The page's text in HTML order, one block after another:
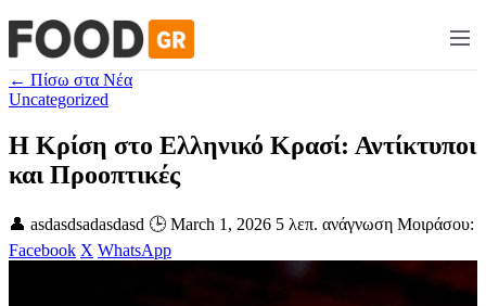
← Πίσω στα Νέα
Uncategorized
Η Κρίση στο Ελληνικό Κρασί: Αντίκτυποι
και Προοπτικές
👤 asdasdsadasdasd 🕒 March 1, 2026 5 λεπ. ανάγνωση Μοιράσου:
Facebook X WhatsApp